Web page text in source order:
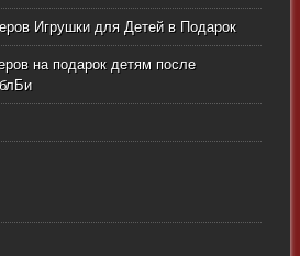
Игрушки для Детей в Подарок
на подарок детям после